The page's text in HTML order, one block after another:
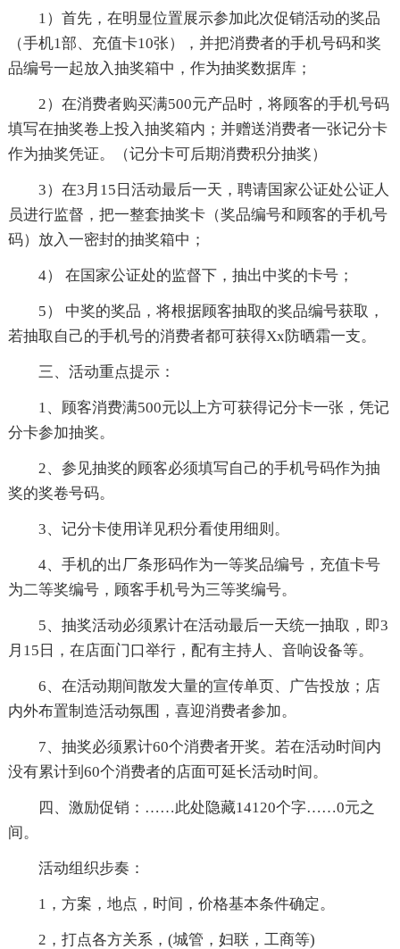
1）首先，在明显位置展示参加此次促销活动的奖品
（手机1部、充值卡10张），并把消费者的手机号码和奖
品编号一起放入抽奖箱中，作为抽奖数据库；
2）在消费者购买满500元产品时，将顾客的手机号码
填写在抽奖卷上投入抽奖箱内；并赠送消费者一张记分卡
作为抽奖凭证。（记分卡可后期消费积分抽奖）
3）在3月15日活动最后一天，聘请国家公证处公证人
员进行监督，把一整套抽奖卡（奖品编号和顾客的手机号
码）放入一密封的抽奖箱中；
4） 在国家公证处的监督下，抽出中奖的卡号；
5） 中奖的奖品，将根据顾客抽取的奖品编号获取，
若抽取自己的手机号的消费者都可获得Xx防晒霜一支。
三、活动重点提示：
1、顾客消费满500元以上方可获得记分卡一张，凭记
分卡参加抽奖。
2、参见抽奖的顾客必须填写自己的手机号码作为抽
奖的奖卷号码。
3、记分卡使用详见积分看使用细则。
4、手机的出厂条形码作为一等奖品编号，充值卡号
为二等奖编号，顾客手机号为三等奖编号。
5、抽奖活动必须累计在活动最后一天统一抽取，即3
月15日，在店面门口举行，配有主持人、音响设备等。
6、在活动期间散发大量的宣传单页、广告投放；店
内外布置制造活动氛围，喜迎消费者参加。
7、抽奖必须累计60个消费者开奖。若在活动时间内
没有累计到60个消费者的店面可延长活动时间。
四、激励促销： ……此处隐藏14120个字……0元之
间。
活动组织步奏：
1，方案，地点，时间，价格基本条件确定。
2，打点各方关系，(城管，妇联，工商等)